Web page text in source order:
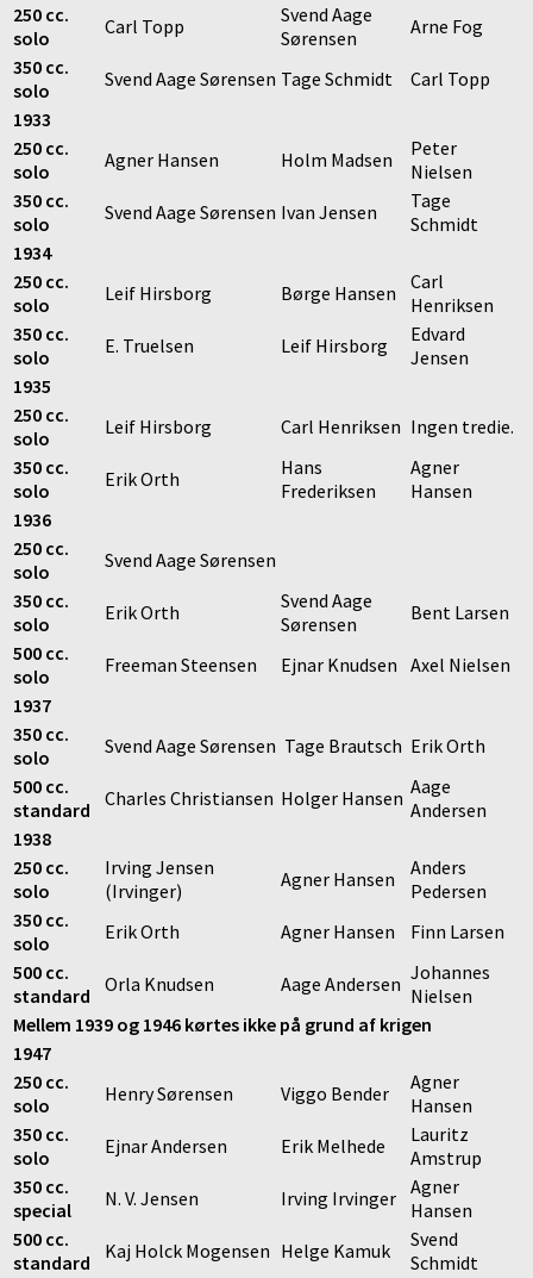
250 cc.
solo
Carl Topp
Svend Aage
Sørensen
Arne Fog
350 cc.
solo
Svend Aage Sørensen Tage Schmidt
Carl Topp
1933
250 cc.
solo
Agner Hansen Holm Madsen
Peter
Nielsen
350 cc.
solo
Svend Aage Sørensen Ivan Jensen
Tage
Schmidt
1934
250 cc.
solo
Leif Hirsborg Børge Hansen
Carl
Henriksen
350 cc.
solo
E. Truelsen Leif Hirsborg
Edvard
Jensen
1935
250 cc.
solo
Leif Hirsborg Carl Henriksen Ingen tredie.
350 cc.
solo
Erik Orth
Hans
Frederiksen
Agner
Hansen
1936
250 cc.
solo
Svend Aage Sørensen
350 cc.
solo
Erik Orth
Svend Aage
Sørensen
Bent Larsen
500 cc.
solo
Freeman Steensen Ejnar Knudsen Axel Nielsen
1937
350 cc.
solo
Svend Aage Sørensen Tage Brautsch Erik Orth
500 cc.
standard
Charles Christiansen Holger Hansen Aage
Andersen
1938
250 cc.
solo
Irving Jensen
(Irvinger)
Agner Hansen
Anders
Pedersen
350 cc.
solo
Erik Orth Agner Hansen
Finn Larsen
500 cc.
standard
Orla Knudsen Aage Andersen Johannes
Nielsen
Mellem 1939 og 1946 kørtes ikke på grund af krigen
1947
250 cc.
solo
Henry Sørensen Viggo Bender
Agner
Hansen
350 cc.
solo
Ejnar Andersen Erik Melhede
Lauritz
Amstrup
350 cc.
special
N. V. Jensen Irving Irvinger Agner
Hansen
500 cc.
standard
Kaj Holck Mogensen Helge Kamuk
Svend
Schmidt